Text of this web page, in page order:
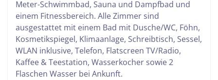
Meter-Schwimmbad, Sauna und Dampfbad und
einem Fitnessbereich. Alle Zimmer sind
ausgestattet mit einem Bad mit Dusche/WC, Föhn,
Kosmetikspiegel, Klimaanlage, Schreibtisch, Sessel,
WLAN inklusive, Telefon, Flatscreen TV/Radio,
Kaffee & Teestation, Wasserkocher sowie 2
Flaschen Wasser bei Ankunft.